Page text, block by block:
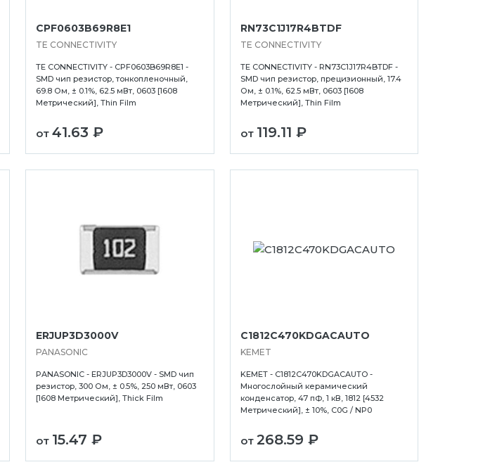
CPF0603B69R8E1
TE CONNECTIVITY
TE CONNECTIVITY - CPF0603B69R8E1 -
SMD чип резистор, тонкопленочный,
69.8 Ом, ± 0.1%, 62.5 мВт, 0603 [1608
Метрический], Thin Film
от 41.63 ₽
RN73C1J17R4BTDF
TE CONNECTIVITY
TE CONNECTIVITY - RN73C1J17R4BTDF -
SMD чип резистор, прецизионный, 17.4
Ом, ± 0.1%, 62.5 мВт, 0603 [1608
Метрический], Thin Film
от 119.11 ₽
ERJUP3D3000V
PANASONIC
PANASONIC - ERJUP3D3000V - SMD чип
резистор, 300 Ом, ± 0.5%, 250 мВт, 0603
[1608 Метрический], Thick Film
от 15.47 ₽
C1812C470KDGACAUTO
KEMET
KEMET - C1812C470KDGACAUTO -
Многослойный керамический
конденсатор, 47 пФ, 1 кВ, 1812 [4532
Метрический], ± 10%, C0G / NP0
от 268.59 ₽